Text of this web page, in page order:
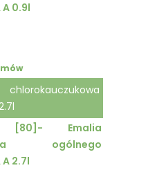
0.9l
[80]- Emalia
ogólnego
2.7l